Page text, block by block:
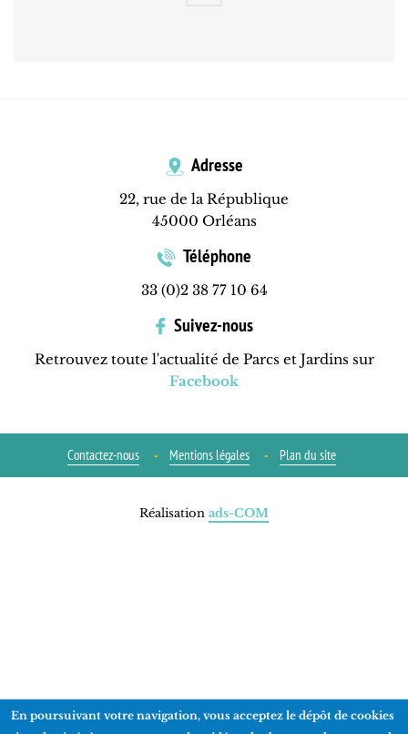
Adresse
22, rue de la République
45000 Orléans
Téléphone
33 (0)2 38 77 10 64
Suivez-nous
Retrouvez toute l'actualité de Parcs et Jardins sur
Facebook
Contactez-nous Mentions légales Plan du site
Réalisation ads-COM
En poursuivant votre navigation, vous acceptez le dépôt de cookies